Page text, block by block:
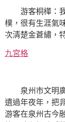
游客桐樺：
樸，很有生涯氣
次清楚金蒼繡，
九宮格
泉州市文明
遺過年夜年，把
游客在泉州古今